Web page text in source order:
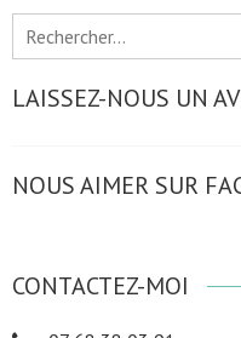
Rechercher :
LAISSEZ-NOUS UN
NOUS AIMER SUR
CONTACTEZ-MOI